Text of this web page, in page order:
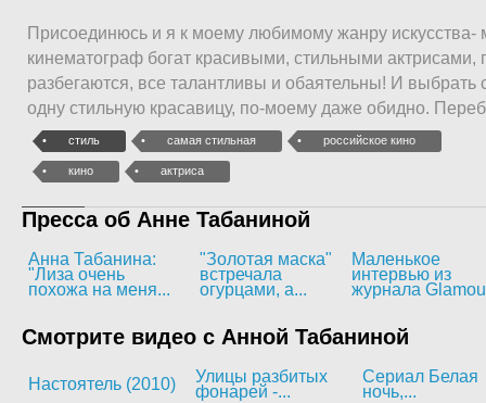
Присоединюсь и я к моему любимому жанру
кинематограф богат красивыми, стильными актрисами,
разбегаются, все талантливы и обаятельны! И выбрать
одну стильную красавицу, по-моему даже обидно. Переб
стиль самая стильная российское кино
кино актриса
Пресса об Анне Табаниной
Анна Табанина:
"Лиза очень
похожа на меня...
"Золотая маска"
встречала
огурцами, а...
Маленькое
интервью из
журнала
Смотрите видео с Анной Табаниной
Настоятель (2010)
Улицы разбитых
фонарей -...
Сериал Белая
ночь,...